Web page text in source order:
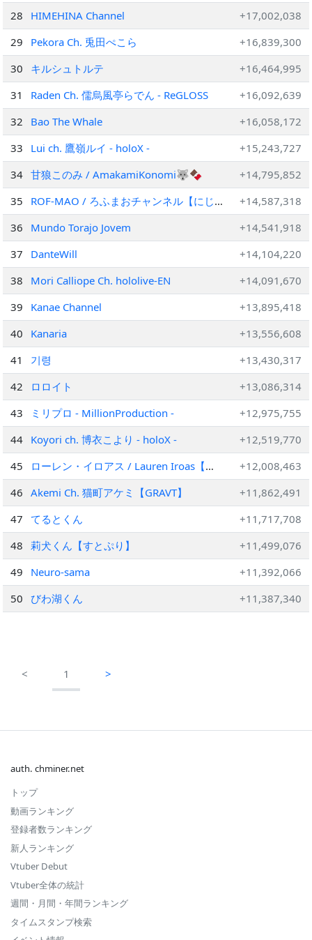
28
HIMEHINA Channel
+17,002,038
29
Pekora Ch. 兎田ぺこら
+16,839,300
30
キルシュトルテ
+16,464,995
31
Raden Ch. 儒烏風亭らでん ‐ ReGLOSS
+16,092,639
32
Bao The Whale
+16,058,172
33
Lui ch. 鷹嶺ルイ - holoX -
+15,243,727
34 甘狼このみ / AmakamiKonomi🐺🍫
+14,795,852
35
ROF-MAO / ろふまおチャンネル【にじ
さんじ】
+14,587,318
36
Mundo Torajo Jovem
+14,541,918
37
DanteWill
+14,104,220
38
Mori Calliope Ch. hololive-EN
+14,091,670
39
Kanae Channel
+13,895,418
40
Kanaria
+13,556,608
41
기령
+13,430,317
42
ロロイト
+13,086,314
43
ミリプロ - MillionProduction -
+12,975,755
44 Koyori ch. 博衣こより - holoX -
+12,519,770
45
ローレン・イロアス / Lauren Iroas【に
じさんじ】
+12,008,463
46
Akemi Ch. 猫町アケミ【GRAVT】
+11,862,491
47
てるとくん
+11,717,708
48
莉犬くん【すとぷり】
+11,499,076
49
Neuro-sama
+11,392,066
50
びわ湖くん +11,387,340
< 1 >
auth. chminer.net
トップ
動画ランキング
登録者数ランキング
新人ランキング
Vtuber Debut
Vtuber全体の統計
週間・月間・年間ランキング
タイムスタンプ検索